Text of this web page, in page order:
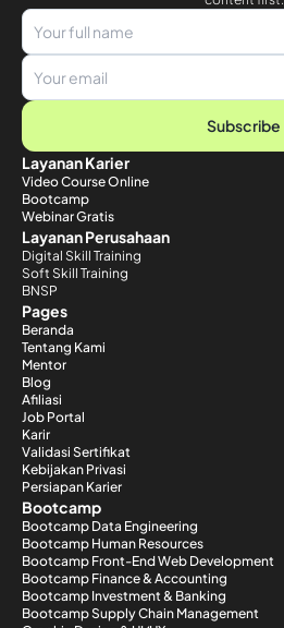
Subscribe
Layanan Karier
Video Course Online
Bootcamp
Webinar Gratis
Layanan Perusahaan
Digital Skill Training
Soft Skill Training
BNSP
Pages
Beranda
Tentang Kami
Mentor
Blog
Afiliasi
Job Portal
Karir
Validasi Sertifikat
Kebijakan Privasi
Persiapan Karier
Bootcamp
Bootcamp Data Engineering
Bootcamp Human Resources
Bootcamp Front-End Web Development
Bootcamp Finance & Accounting
Bootcamp Investment & Banking
Bootcamp Supply Chain Management